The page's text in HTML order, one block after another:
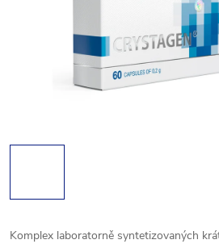
Komplex laboratorně syntetizovaných